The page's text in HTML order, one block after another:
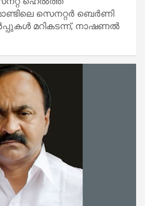
സെനറ്റർ ബെർണി
മറികടന്ന്, നാഷണൽ